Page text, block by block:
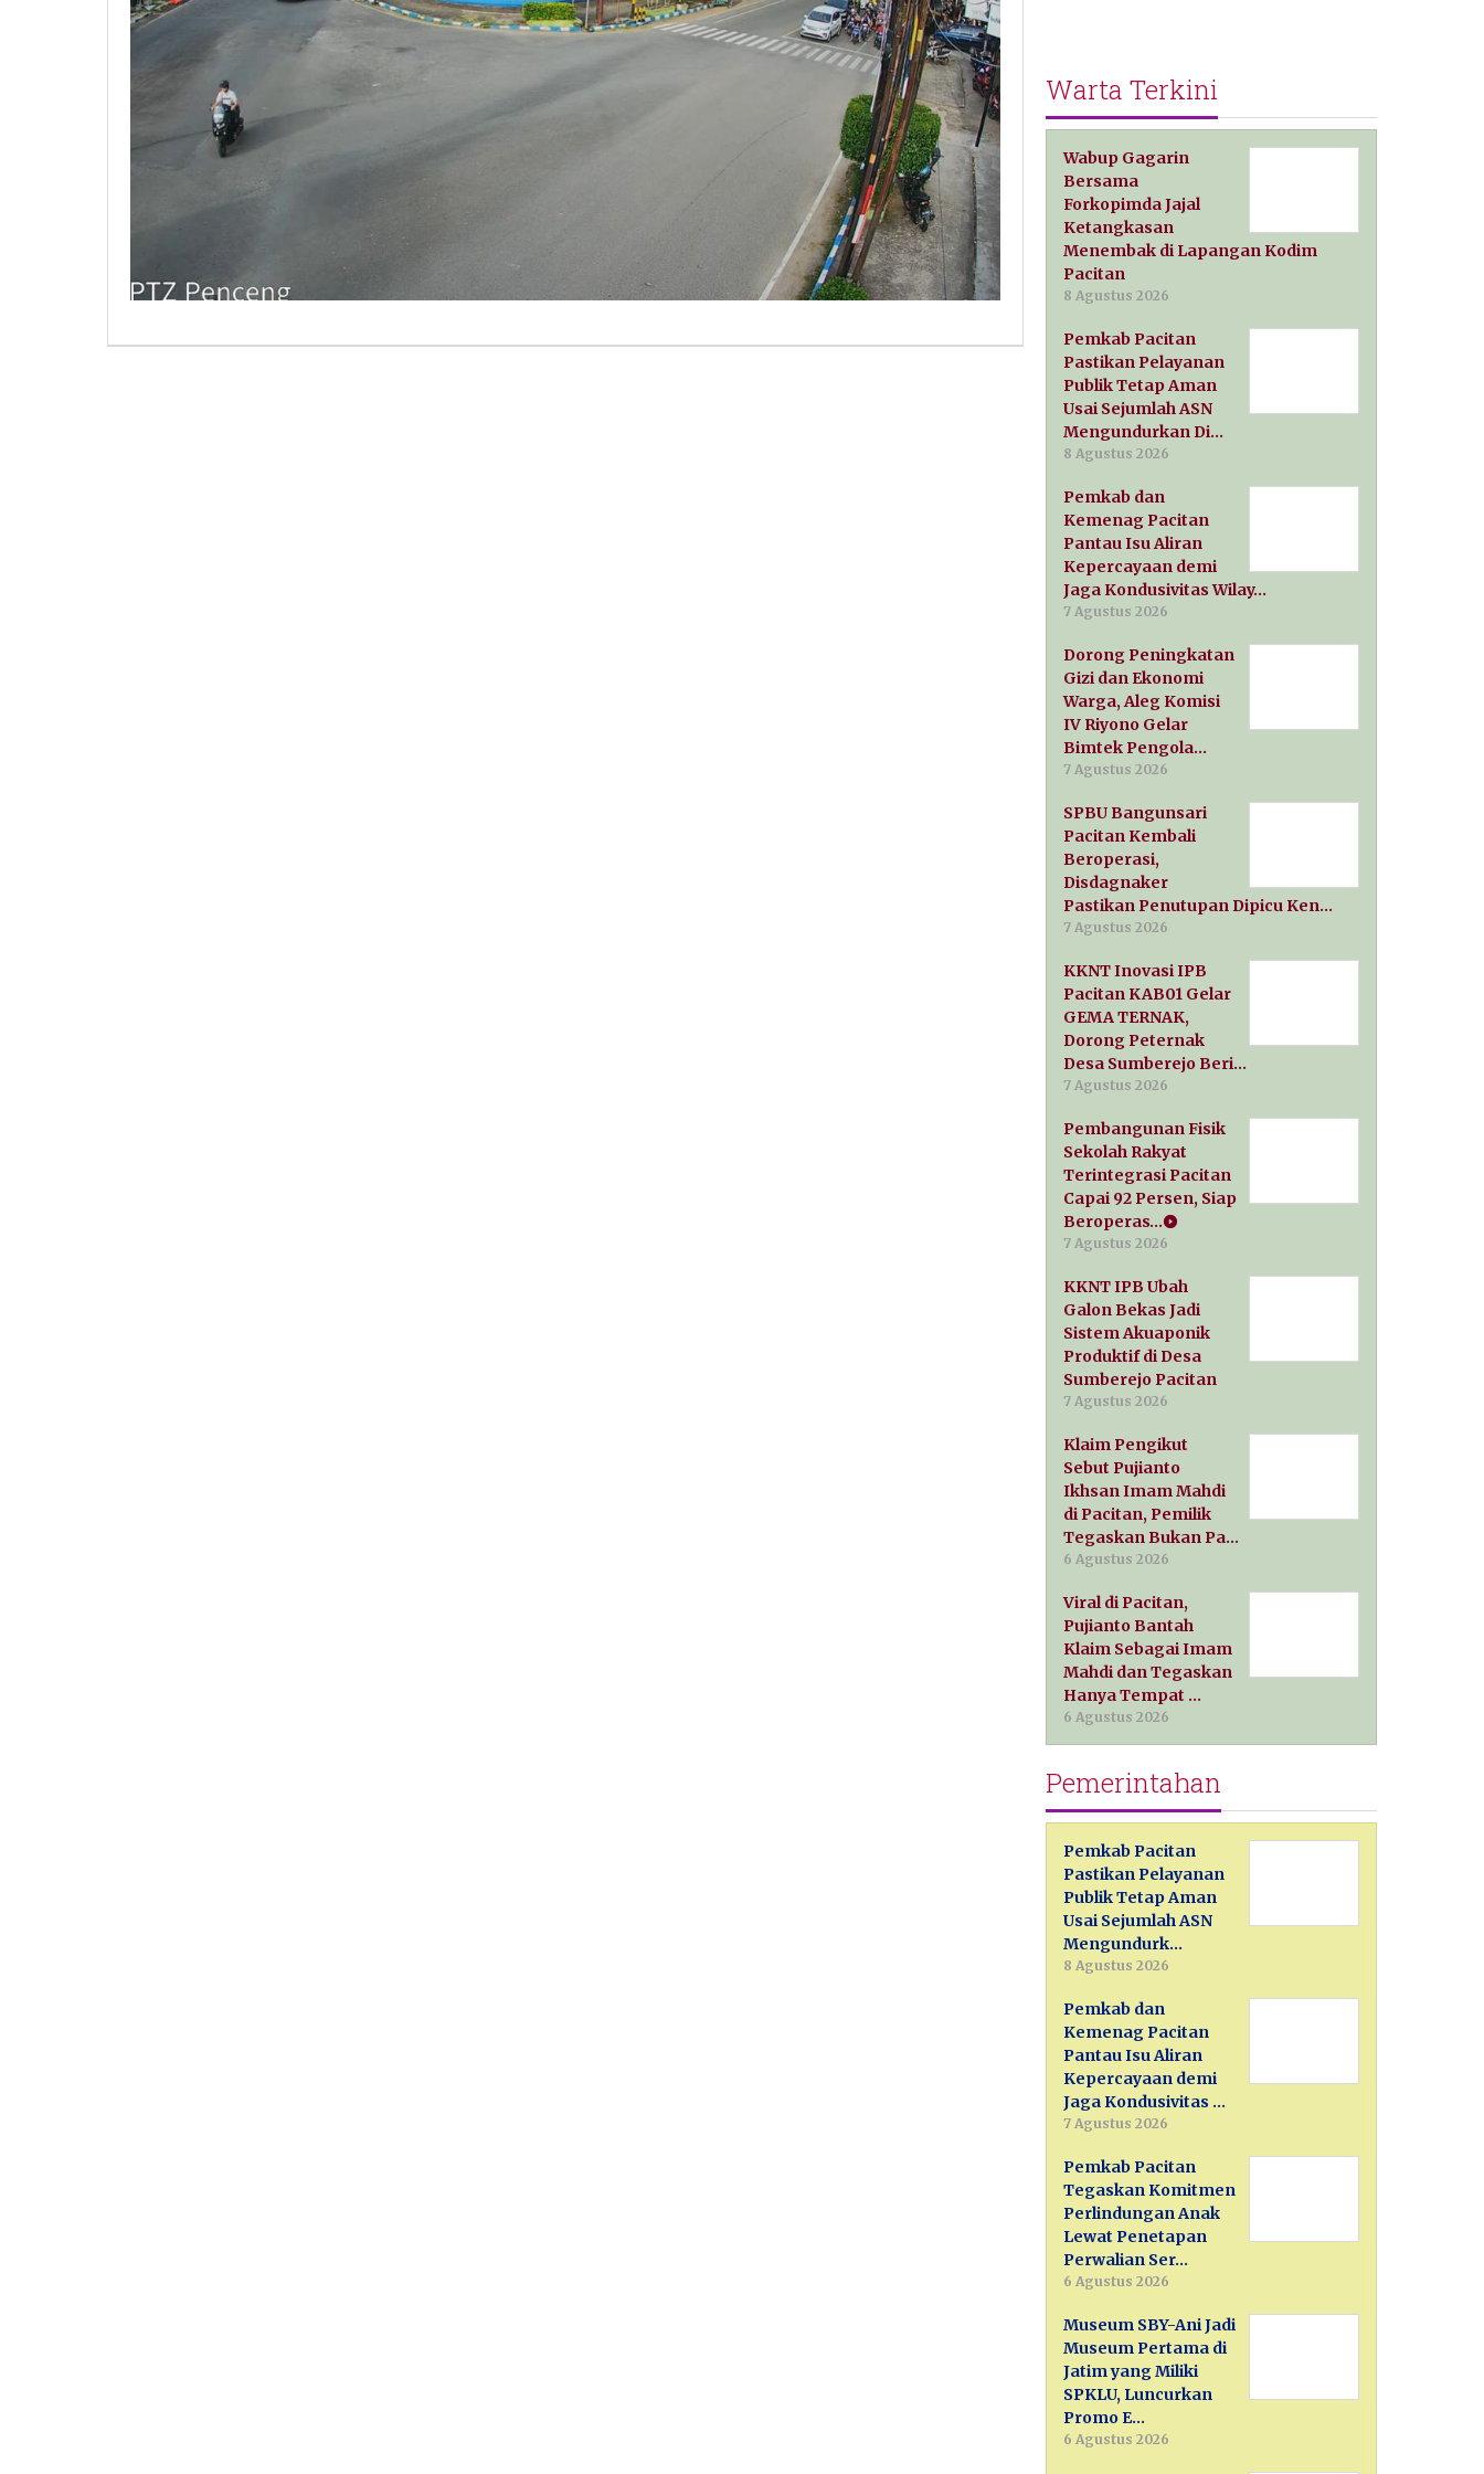
Warta Terkini
Wabup Gagarin
Bersama
Forkopimda Jajal
Ketangkasan
Menembak di Lapangan Kodim
Pacitan
8 Agustus 2026
Pemkab Pacitan
Pastikan Pelayanan
Publik Tetap Aman
Usai Sejumlah ASN
Mengundurkan Di…
8 Agustus 2026
Pemkab dan
Kemenag Pacitan
Pantau Isu Aliran
Kepercayaan demi
Jaga Kondusivitas Wilay…
7 Agustus 2026
Dorong Peningkatan
Gizi dan Ekonomi
Warga, Aleg Komisi
IV Riyono Gelar
Bimtek Pengola…
7 Agustus 2026
SPBU Bangunsari
Pacitan Kembali
Beroperasi,
Disdagnaker
Pastikan Penutupan Dipicu Ken…
7 Agustus 2026
KKNT Inovasi IPB
Pacitan KAB01 Gelar
GEMA TERNAK,
Dorong Peternak
Desa Sumberejo Beri…
7 Agustus 2026
Pembangunan Fisik
Sekolah Rakyat
Terintegrasi Pacitan
Capai 92 Persen, Siap
Beroperas…
7 Agustus 2026
KKNT IPB Ubah
Galon Bekas Jadi
Sistem Akuaponik
Produktif di Desa
Sumberejo Pacitan
7 Agustus 2026
Klaim Pengikut
Sebut Pujianto
Ikhsan Imam Mahdi
di Pacitan, Pemilik
Tegaskan Bukan Pa…
6 Agustus 2026
Viral di Pacitan,
Pujianto Bantah
Klaim Sebagai Imam
Mahdi dan Tegaskan
Hanya Tempat …
6 Agustus 2026
Pemerintahan
Pemkab Pacitan
Pastikan Pelayanan
Publik Tetap Aman
Usai Sejumlah ASN
Mengundurk…
8 Agustus 2026
Pemkab dan
Kemenag Pacitan
Pantau Isu Aliran
Kepercayaan demi
Jaga Kondusivitas …
7 Agustus 2026
Pemkab Pacitan
Tegaskan Komitmen
Perlindungan Anak
Lewat Penetapan
Perwalian Ser…
6 Agustus 2026
Museum SBY-Ani Jadi
Museum Pertama di
Jatim yang Miliki
SPKLU, Luncurkan
Promo E…
6 Agustus 2026